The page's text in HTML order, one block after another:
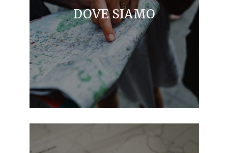
DOVE SIAMO